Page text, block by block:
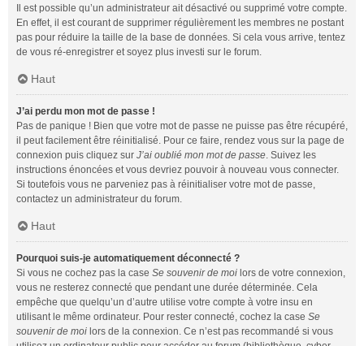
Il est possible qu’un administrateur ait désactivé ou supprimé votre compte.
En effet, il est courant de supprimer régulièrement les membres ne postant
pas pour réduire la taille de la base de données. Si cela vous arrive, tentez
de vous ré-enregistrer et soyez plus investi sur le forum.
Haut
J’ai perdu mon mot de passe !
Pas de panique ! Bien que votre mot de passe ne puisse pas être récupéré,
il peut facilement être réinitialisé. Pour ce faire, rendez vous sur la page de
connexion puis cliquez sur J’ai oublié mon mot de passe. Suivez les
instructions énoncées et vous devriez pouvoir à nouveau vous connecter.
Si toutefois vous ne parveniez pas à réinitialiser votre mot de passe,
contactez un administrateur du forum.
Haut
Pourquoi suis-je automatiquement déconnecté ?
Si vous ne cochez pas la case Se souvenir de moi lors de votre connexion,
vous ne resterez connecté que pendant une durée déterminée. Cela
empêche que quelqu’un d’autre utilise votre compte à votre insu en
utilisant le même ordinateur. Pour rester connecté, cochez la case Se
souvenir de moi lors de la connexion. Ce n’est pas recommandé si vous